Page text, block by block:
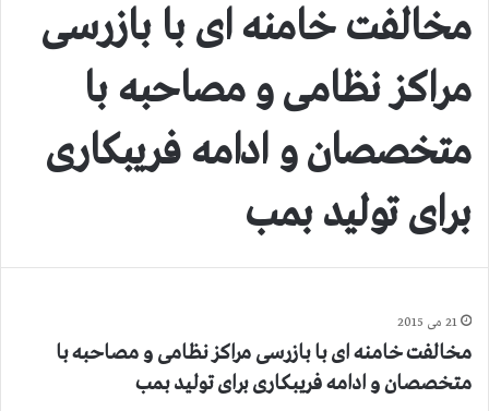
مخالفت خامنه ای با بازرسی
مراكز نظامی و مصاحبه با
متخصصان و ادامه فریبكاری
برای تولید بمب
21 می 2015
مخالفت خامنه ای با بازرسی مراكز نظامی و مصاحبه با
متخصصان و ادامه فریبكاری برای تولید بمب